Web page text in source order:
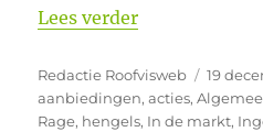
Lees verder“Nieuwe
Auteur
Redactie Roofvisweb
op
19
aanbiedingen,acties,
Rage, hengels, In de markt,